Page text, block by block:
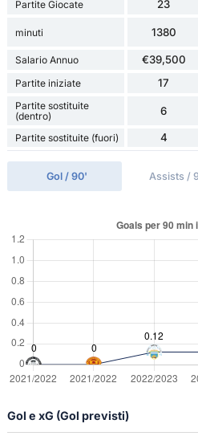
Partite Giocate
23
minuti 1380
Salario Annuo €39,500
Partite iniziate 17
Partite sostituite
(dentro)
6
Partite sostituite (fuori) 4
Gol / 90' Assists /
Gol e xG (Gol previsti)